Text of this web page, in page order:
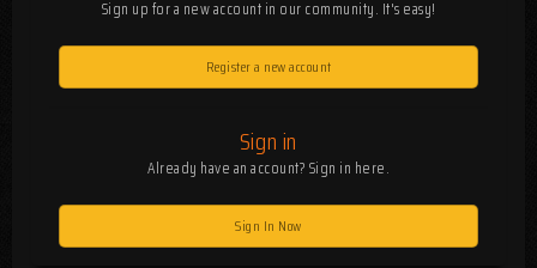
Sign up for a new account in our community. It's easy!
Register a new account
Sign in
Already have an account? Sign in here.
Sign In Now